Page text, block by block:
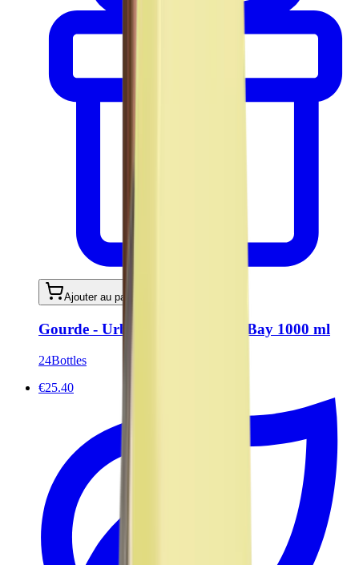
Ajouter au panier
Gourde - Urban Bottle Atlantic Bay 1000 ml
24Bottles
€25.40